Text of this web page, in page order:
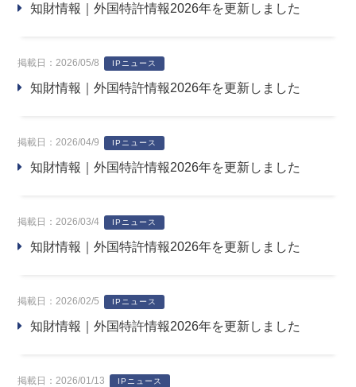
知財情報｜外国特許情報2026年を更新しました
掲載日：2026/05/8 IPニュース
知財情報｜外国特許情報2026年を更新しました
掲載日：2026/04/9 IPニュース
知財情報｜外国特許情報2026年を更新しました
掲載日：2026/03/4 IPニュース
知財情報｜外国特許情報2026年を更新しました
掲載日：2026/02/5 IPニュース
知財情報｜外国特許情報2026年を更新しました
掲載日：2026/01/13 IPニュース